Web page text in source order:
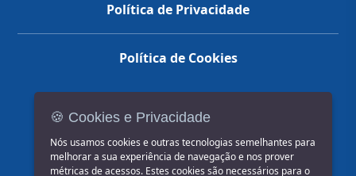
Política de Privacidade
Política de Cookies
🍪 Cookies e Privacidade
Nós usamos cookies e outras tecnologias semelhantes para
melhorar a sua experiência de navegação e nos prover
métricas de acessos. Estes cookies são necessários para o